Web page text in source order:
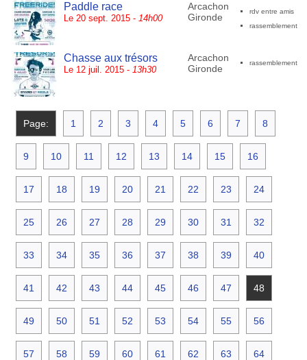
Paddle race
Le 20 sept. 2015 - 14h00
Arcachon
Gironde
rdv entre amis
rassemblement
Chasse aux trésors
Le 12 juil. 2015 - 13h30
Arcachon
Gironde
rassemblement
Page: 1 2 3 4 5 6 7 8
9 10 11 12 13 14 15 16
17 18 19 20 21 22 23 24
25 26 27 28 29 30 31 32
33 34 35 36 37 38 39 40
41 42 43 44 45 46 47 48
49 50 51 52 53 54 55 56
57 58 59 60 61 62 63 64